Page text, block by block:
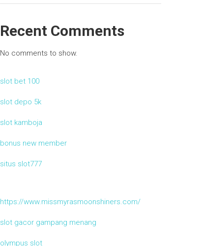
Recent Comments
No comments to show.
slot bet 100
slot depo 5k
slot kamboja
bonus new member
situs slot777
https://www.missmyrasmoonshiners.com/
slot gacor gampang menang
olympus slot